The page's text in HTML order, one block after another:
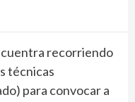
recorriendo
técnicas
para convocar a